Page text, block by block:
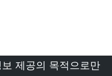
제공의 목적으로만